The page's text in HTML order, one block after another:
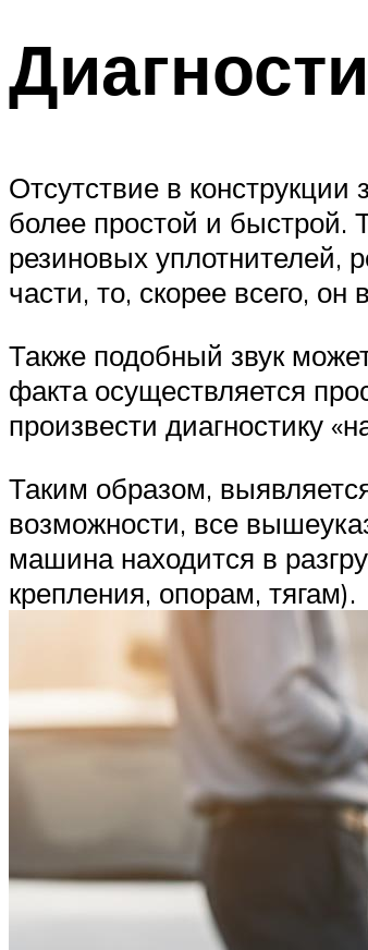
Отсутствие в конструкции
более простой и быстрой.
резиновых уплотнителей,
части, то, скорее всего,
Также подобный звук
факта осуществляется
произвести диагностику
Таким образом,
возможности, все
машина находится в
крепления, опорам, тягам).